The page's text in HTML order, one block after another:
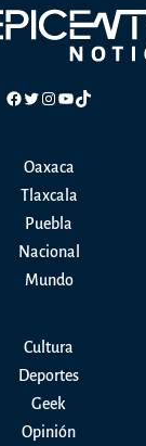
Facebook
Twitter
Instagram
YouTube
TikTok
Oaxaca
Tlaxcala
Puebla
Nacional
Mundo
Cultura
Deportes
Geek
Opinión